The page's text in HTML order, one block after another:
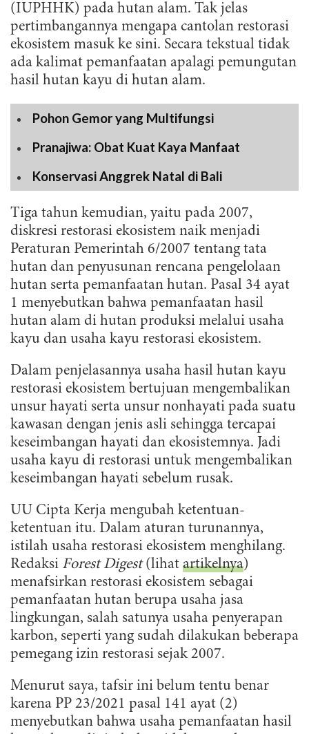
(IUPHHK) pada hutan alam. Tak jelas
pertimbangannya mengapa cantolan restorasi
ekosistem masuk ke sini. Secara tekstual tidak
ada kalimat pemanfaatan apalagi pemungutan
hasil hutan kayu di hutan alam.
Pohon Gemor yang Multifungsi
Pranajiwa: Obat Kuat Kaya Manfaat
Konservasi Anggrek Natal di Bali
Tiga tahun kemudian, yaitu pada 2007,
diskresi restorasi ekosistem naik menjadi
Peraturan Pemerintah 6/2007 tentang tata
hutan dan penyusunan rencana pengelolaan
hutan serta pemanfaatan hutan. Pasal 34 ayat
1 menyebutkan bahwa pemanfaatan hasil
hutan alam di hutan produksi melalui usaha
kayu dan usaha kayu restorasi ekosistem.
Dalam penjelasannya usaha hasil hutan kayu
restorasi ekosistem bertujuan mengembalikan
unsur hayati serta unsur nonhayati pada suatu
kawasan dengan jenis asli sehingga tercapai
keseimbangan hayati dan ekosistemnya. Jadi
usaha kayu di restorasi untuk mengembalikan
keseimbangan hayati sebelum rusak.
UU Cipta Kerja mengubah ketentuan-
ketentuan itu. Dalam aturan turunannya,
istilah usaha restorasi ekosistem menghilang.
Redaksi Forest Digest(lihat artikelnya)
menafsirkan restorasi ekosistem sebagai
pemanfaatan hutan berupa usaha jasa
lingkungan, salah satunya usaha penyerapan
karbon, seperti yang sudah dilakukan beberapa
pemegang izin restorasi sejak 2007.
Menurut saya, tafsir ini belum tentu benar
karena PP 23/2021 pasal 141 ayat (2)
menyebutkan bahwa usaha pemanfaatan hasil